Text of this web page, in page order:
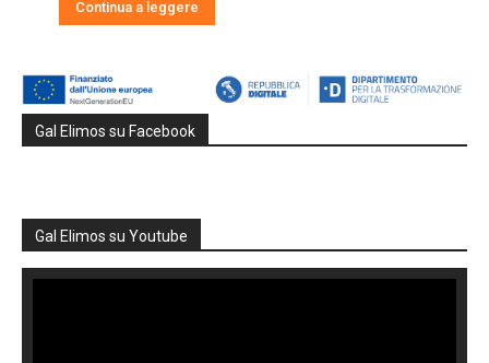
Continua a leggere
Gal Elimos su Facebook
Gal Elimos su Youtube